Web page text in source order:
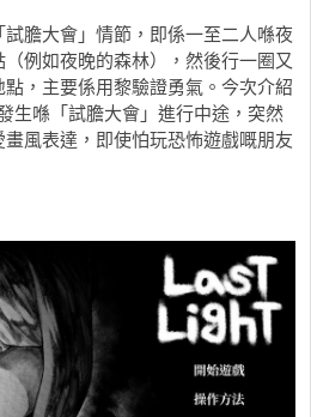
膽大會」情節，即係一至二人喺夜
例如夜晚的森林），然後行一圈又
，主要係用黎驗證勇氣。今次介紹
生喺「試膽大會」進行中途，突然
風表達，即使怕玩恐怖遊戲嘅朋友